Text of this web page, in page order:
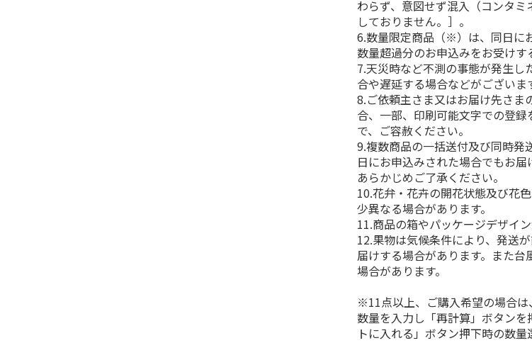
わらず、意図せず混入（コンタ
しておりません。］。
6.数量限定商品（※）は、同日に
数量超過分のお申込みをお受けす
7.天災時など不測の事態が発生し
合や遅延する場合などがございま
8.ご依頼主さま又はお届け先さま
合、一部、印刷可能文字での登
で、ご容赦ください。
9.複数商品の一括送付及び同時発
日にお申込みされた場合でもお届
あらかじめご了承ください。
10.花弁・花卉の開花状態及び花
少異なる場合があります。
11.商品の箱やパッケージデザイ
12.果物は気候条件により、発送
届けする場合があります。また
場合があります。
※11点以上、ご購入希望の場合
数量を入力し「再計算」ボタン
トに入れる」ボタン押下時の数量